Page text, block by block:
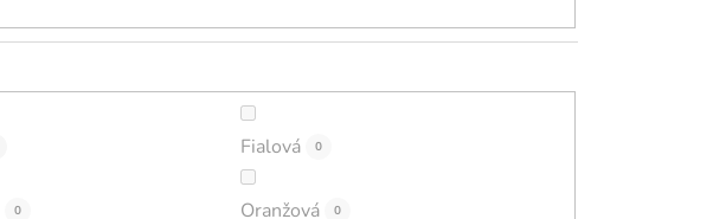
Fialová 0
0 Oranžová 0